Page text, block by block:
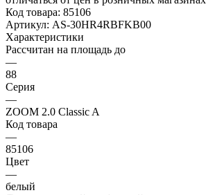
Код товара: 85106
Артикул: AS-30HR4RBFKB00
Характеристики
Рассчитан на площадь до
—
88
Серия
—
ZOOM 2.0 Classic A
Код товара
—
85106
Цвет
—
белый